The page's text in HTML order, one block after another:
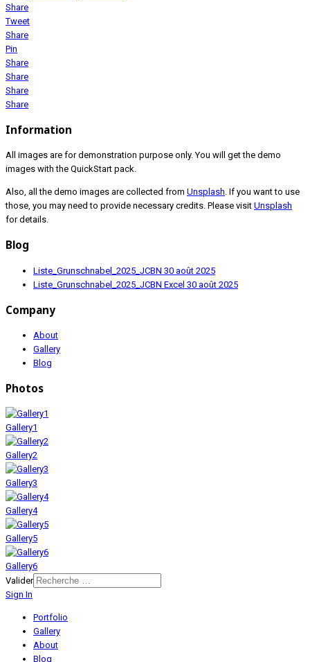
Share
Tweet
Share
Pin
Share
Share
Share
Share
Information
All images are for demonstration purpose only. You will get the demo
images with the QuickStart pack.
Also, all the demo images are collected from Unsplash. If you want to use
those, you may need to provide necessary credits. Please visit Unsplash
for details.
Blog
Liste_Grunschnabel_2025_JCBN 30 août 2025
Liste_Grunschnabel_2025_JCBN Excel 30 août 2025
Company
About
Gallery
Blog
Photos
Gallery1
Gallery2
Gallery3
Gallery4
Gallery5
Gallery6
Valider
Sign In
Portfolio
Gallery
About
Blog